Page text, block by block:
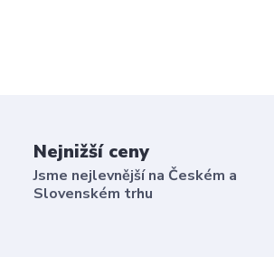
Nejnižší ceny
Jsme nejlevnější na Českém a
Slovenském trhu